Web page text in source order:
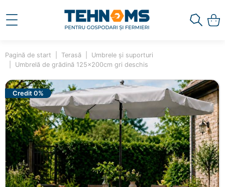
Pagină de start Terasă
Umbrele și suporturi
Umbrelă de grădină 125x200cm gri deschis
Credit 0%
Ai adăugat în coș ×